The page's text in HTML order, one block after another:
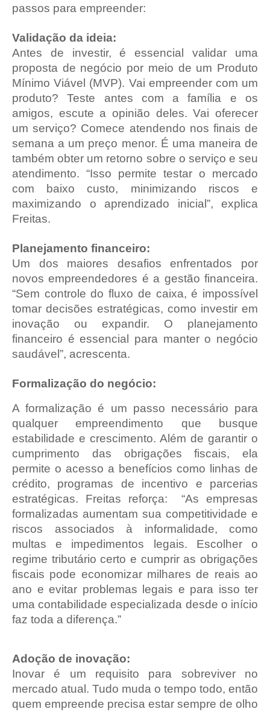
passos para empreender:
Validação da ideia:
Antes de investir, é essencial validar uma
proposta de negócio por meio de um Produto
Mínimo Viável (MVP). Vai empreender com um
produto? Teste antes com a família e os
amigos, escute a opinião deles. Vai oferecer
um serviço? Comece atendendo nos finais de
semana a um preço menor. É uma maneira de
também obter um retorno sobre o serviço e seu
atendimento. “Isso permite testar o mercado
com baixo custo, minimizando riscos e
maximizando o aprendizado inicial”, explica
Freitas.
Planejamento financeiro:
Um dos maiores desafios enfrentados por
novos empreendedores é a gestão financeira.
“Sem controle do fluxo de caixa, é impossível
tomar decisões estratégicas, como investir em
inovação ou expandir. O planejamento
financeiro é essencial para manter o negócio
saudável”, acrescenta.
Formalização do negócio:
A formalização é um passo necessário para
qualquer empreendimento que busque
estabilidade e crescimento. Além de garantir o
cumprimento das obrigações fiscais, ela
permite o acesso a benefícios como linhas de
crédito, programas de incentivo e parcerias
estratégicas. Freitas reforça: “As empresas
formalizadas aumentam sua competitividade e
riscos associados à informalidade, como
multas e impedimentos legais. Escolher o
regime tributário certo e cumprir as obrigações
fiscais pode economizar milhares de reais ao
ano e evitar problemas legais e para isso ter
uma contabilidade especializada desde o início
faz toda a diferença.”
Adoção de inovação:
Inovar é um requisito para sobreviver no
mercado atual. Tudo muda o tempo todo, então
quem empreende precisa estar sempre de olho